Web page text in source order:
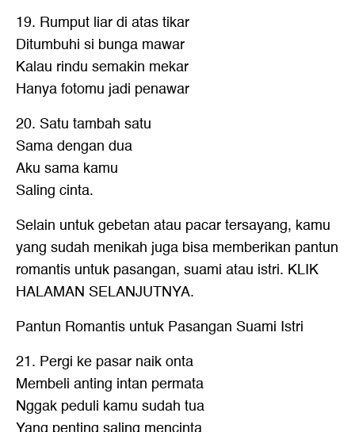
19. Rumput liar di atas tikar
Ditumbuhi si bunga mawar
Kalau rindu semakin mekar
Hanya fotomu jadi penawar
20. Satu tambah satu
Sama dengan dua
Aku sama kamu
Saling cinta.
Selain untuk gebetan atau pacar tersayang, kamu
yang sudah menikah juga bisa memberikan pantun
romantis untuk pasangan, suami atau istri. KLIK
HALAMAN SELANJUTNYA.
Pantun Romantis untuk Pasangan Suami Istri
21. Pergi ke pasar naik onta
Membeli anting intan permata
Nggak peduli kamu sudah tua